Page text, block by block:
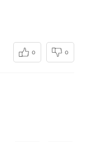
0 0